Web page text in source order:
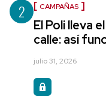
2 CAMPAÑAS
El Poli lleva
calle: así
julio 31, 2026